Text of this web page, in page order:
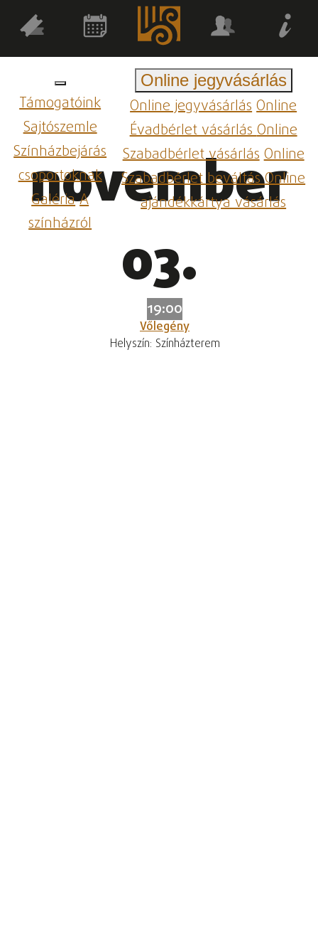
Támogatóink
Sajtószemle
Színházbejárás
csoportoknak
GalériaA
színházról
Online jegyvásárlás
Online jegyvásárlásOnline
Évadbérlet vásárlásOnline
Szabadbérlet vásárlásOnline
Szabadbérlet beváltásOnline
ajándékkártya vásárlás
november
03.
19:00
Vőlegény
Helyszín: Színházterem